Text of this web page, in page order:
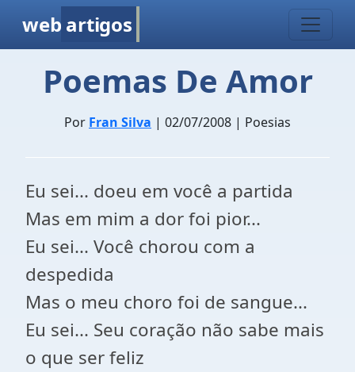
web artigos
Poemas De Amor
Por Fran Silva | 02/07/2008 | Poesias
Eu sei... doeu em você a partida
Mas em mim a dor foi pior...
Eu sei... Você chorou com a
despedida
Mas o meu choro foi de sangue...
Eu sei... Seu coração não sabe mais
o que ser feliz